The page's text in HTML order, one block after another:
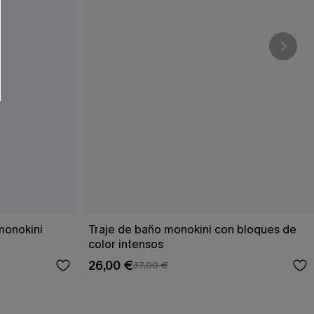
Traje de baño monokini con bloques de
color intensos
26,00 €37,00 €
formulario, usted acepta nuestros
de Cupshe en cualquier momento del
y ofertas adaptados a su perfil.